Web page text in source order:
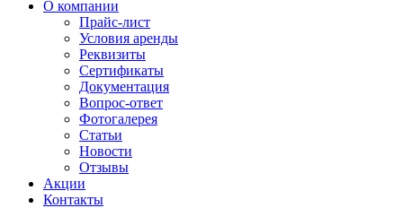
О компании
Прайс-лист
Условия аренды
Реквизиты
Сертификаты
Документация
Вопрос-ответ
Фотогалерея
Статьи
Новости
Отзывы
Акции
Контакты